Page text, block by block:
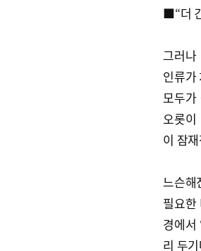
■“더
그러나
인류가
모두가
오롯이
이 잠
느슨해
필요한
경에서
리 두